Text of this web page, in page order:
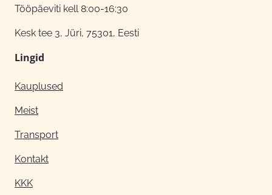
Tööpäeviti kell 8:00-16:30
Kesk tee 3, Jüri, 75301, Eesti
Lingid
Kauplused
Meist
Transport
Kontakt
KKK